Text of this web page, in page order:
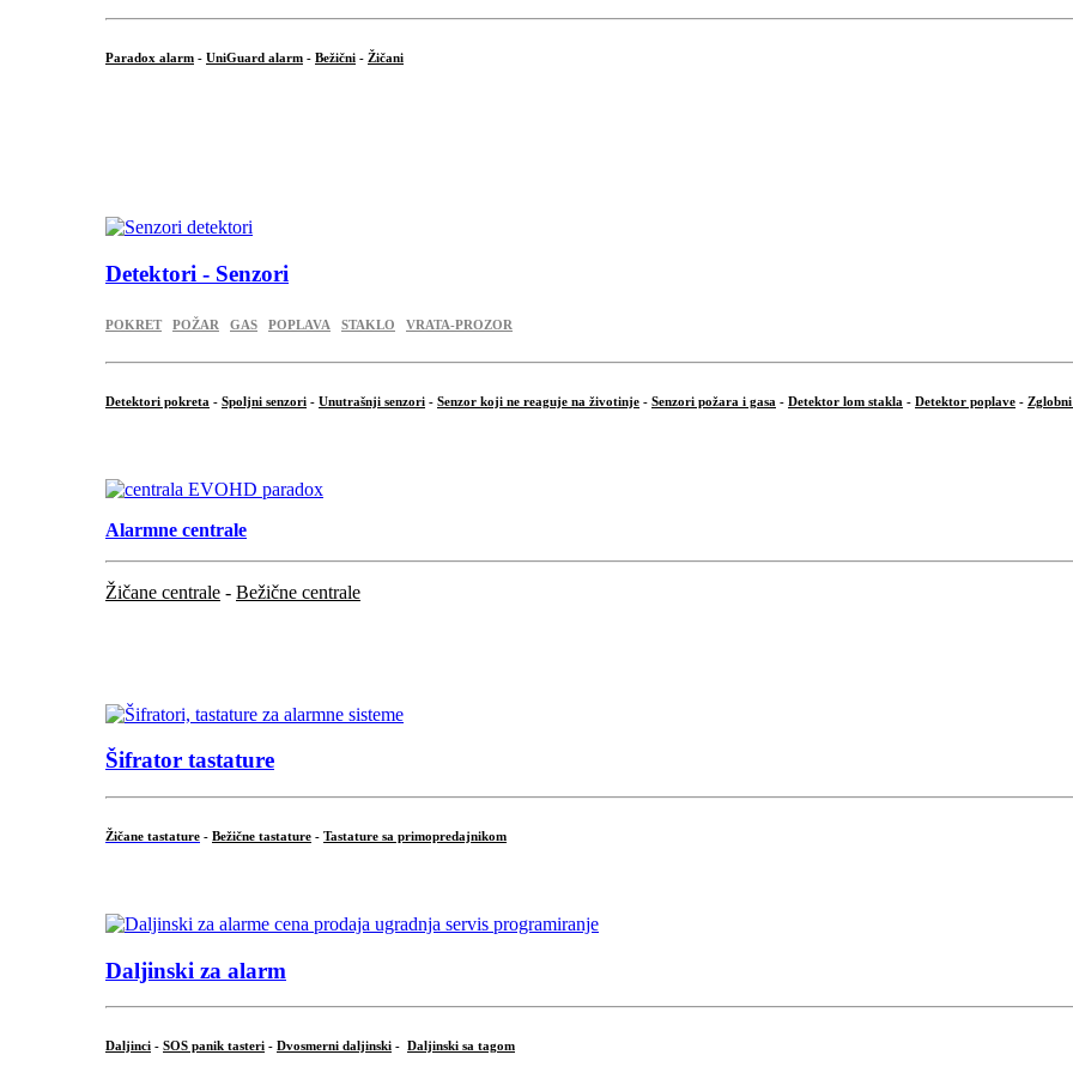
Paradox alarm - UniGuard alarm - Bežični - Žičani
Detektori - Senzori
POKRET POŽAR GAS POPLAVA STAKLO VRATA-PROZOR
Detektori pokreta - Spoljni senzori - Unutrašnji senzori - Senzor koji ne reaguje na životinje - Senzori požara i gasa - Detektor lom stakla - Detektor poplave - Zglobni
Alarmne centrale
Žičane centrale - Bežične centrale
Šifrator tastature
Žičane tastature - Bežične tastature - Tastature sa primopredajnikom
Daljinski za alarm
Daljinci - SOS panik tasteri - Dvosmerni daljinski - Daljinski sa tagom